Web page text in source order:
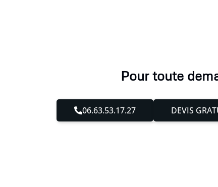
Pour toute
06.63.53.17.27 DEVIS